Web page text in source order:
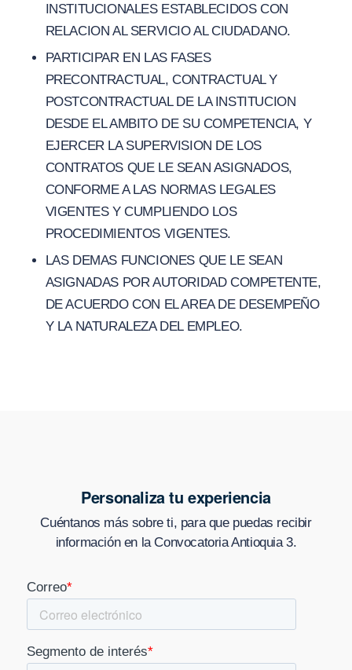
INSTITUCIONALES ESTABLECIDOS CON
RELACION AL SERVICIO AL CIUDADANO.
PARTICIPAR EN LAS FASES
PRECONTRACTUAL, CONTRACTUAL Y
POSTCONTRACTUAL DE LA INSTITUCION
DESDE EL AMBITO DE SU COMPETENCIA, Y
EJERCER LA SUPERVISION DE LOS
CONTRATOS QUE LE SEAN ASIGNADOS,
CONFORME A LAS NORMAS LEGALES
VIGENTES Y CUMPLIENDO LOS
PROCEDIMIENTOS VIGENTES.
LAS DEMAS FUNCIONES QUE LE SEAN
ASIGNADAS POR AUTORIDAD COMPETENTE,
DE ACUERDO CON EL AREA DE DESEMPEÑO
Y LA NATURALEZA DEL EMPLEO.
Personaliza tu experiencia
Cuéntanos más sobre ti, para que puedas recibir
información en la Convocatoria Antioquia 3.